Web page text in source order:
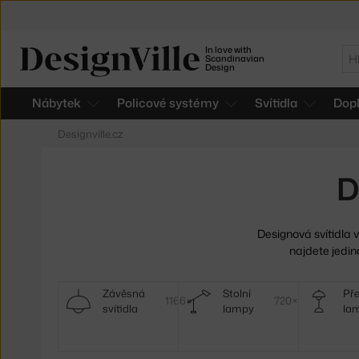
In love with
Scandinavian
Design
Nábytek Policové systémy Svítidla
Designville.cz
Designová svítidla
najdete
Další
kategorie
Závěsná
svítidla
1166×
Stolní
lampy
720×